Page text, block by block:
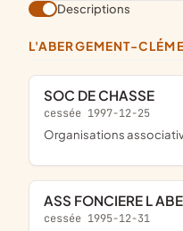
Descriptions
L'ABERGEMENT-
SOC DE CHASSE
cessée 1997-12-25
Organisations
ASS FONCIERE L
cessée 1995-12-31